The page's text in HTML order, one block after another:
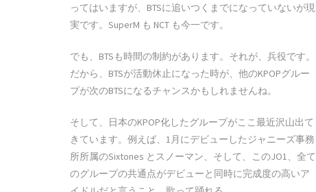
ってはいますが、BTSに追いつくまでになっていないが現
実です。SuperM も NCT も今一です。
でも、BTSも時間の制約があります。それが、兵役です。
だから、BTSが活動休止になった時が、他のKPOPグルー
プが次のBTSになるチャンスかもしれませんね。
そして、日本のKPOP化したグループがここ最近沢山出て
きています。例えば、1月にデビューしたジャニーズ事務
所所属のSixtones とスノーマン、そして、このJO1、全て
のグループの共通点がデビューと同時に完成度の高いア